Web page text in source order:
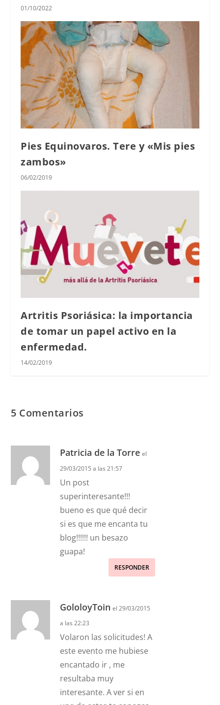
01/10/2022
Pies Equinovaros. Tere y «Mis pies
zambos»
06/02/2019
Artritis Psoriásica: la importancia
de tomar un papel activo en la
enfermedad.
14/02/2019
5 Comentarios
Patricia de la Torre el
29/03/2015 a las 21:57
Un post
superinteresante!!!
bueno es que qué decir
si es que me encanta tu
blog!!!!!! un besazo
guapa!
RESPONDER
GololoyToin el 29/03/2015
a las 22:23
Volaron las solicitudes! A
este evento me hubiese
encantado ir , me
resultaba muy
interesante. A ver si en